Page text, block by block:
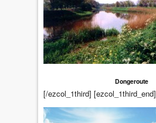
Dongeroute
[/ezcol_1third] [ezcol_1third_end]